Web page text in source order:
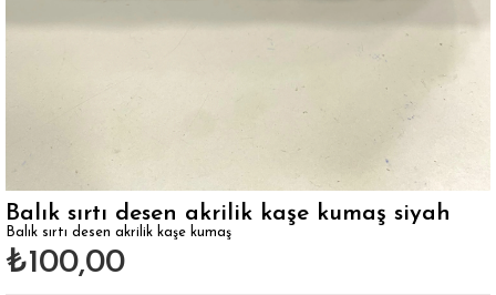
Balık sırtı desen akrilik kaşe kumaş siyah
Balık sırtı desen akrilik kaşe kumaş
₺100,00